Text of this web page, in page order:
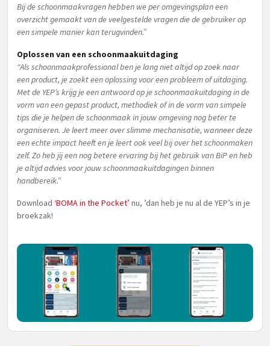
Bij de schoonmaakvragen hebben we per omgevingsplan een
overzicht gemaakt van de veelgestelde vragen die de gebruiker op
een simpele manier kan terugvinden.”
Oplossen van een schoonmaakuitdaging
“Als schoonmaakprofessional ben je lang niet altijd op zoek naar
een product, je zoekt een oplossing voor een probleem of uitdaging.
Met de YEP’s krijg je een antwoord op je schoonmaakuitdaging in de
vorm van een gepast product, methodiek of in de vorm van simpele
tips die je helpen de schoonmaak in jouw omgeving nog beter te
organiseren. Je leert meer over slimme mechanisatie, wanneer deze
een echte impact heeft en je leert ook veel bij over het schoonmaken
zelf. Zo heb jij een nog betere ervaring bij het gebruik van BiP en heb
je altijd advies voor jouw schoonmaakuitdagingen binnen
handbereik.”
Download ‘BOMA in the Pocket’ nu, ’dan heb je nu al de YEP’s in je
broekzak!